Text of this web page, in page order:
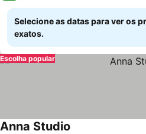
Selecione as datas para ver os
exatos.
Escolha popular
Anna Studio